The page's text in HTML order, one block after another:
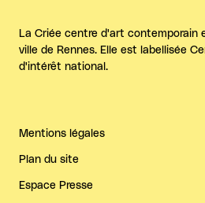
La Criée centre d'art contemporain
ville de Rennes. Elle est labellisée
d'intérêt national.
Mentions légales
Plan du site
Espace Presse